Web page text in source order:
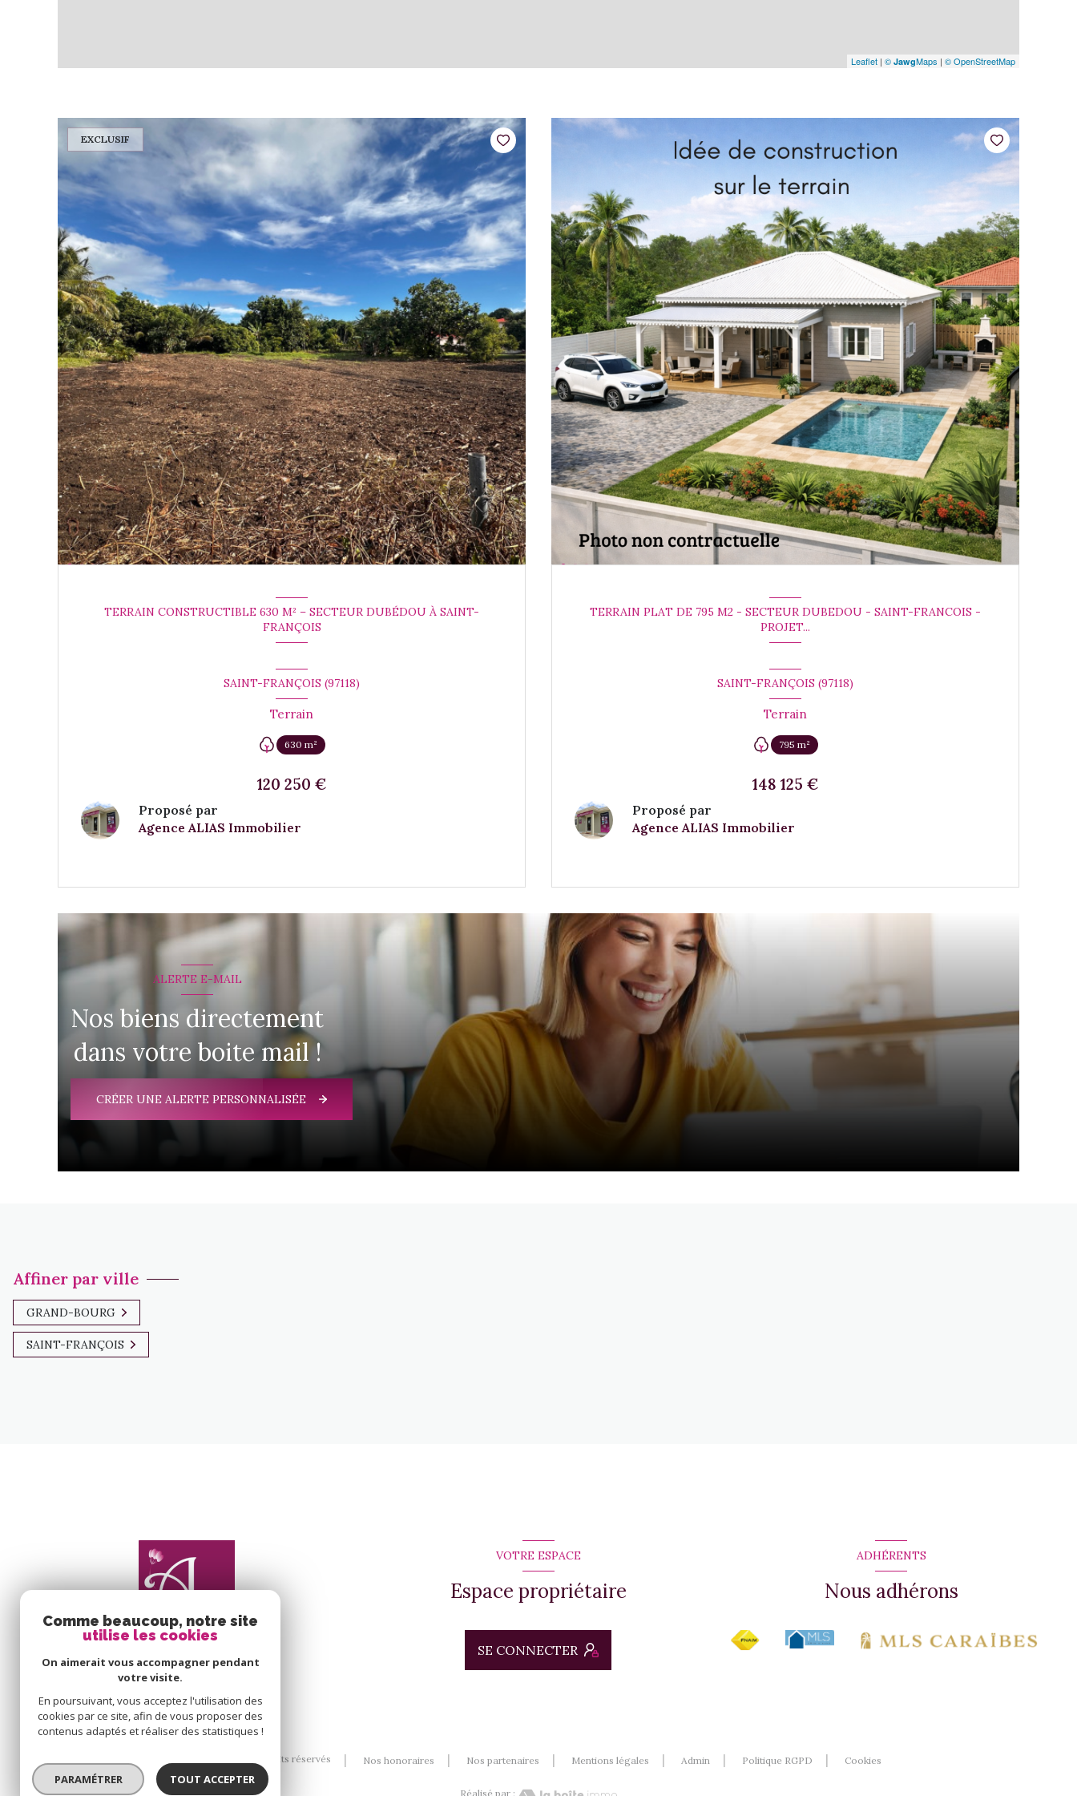
Leaflet | © JawgMaps | © OpenStreetMap
EXCLUSIF
TERRAIN CONSTRUCTIBLE 630 M² – SECTEUR DUBÉDOU À SAINT-
FRANÇOIS
SAINT-FRANÇOIS (97118)
Terrain
630 m²
120 250 €
Proposé par
Agence ALIAS Immobilier
TERRAIN PLAT DE 795 M2 - SECTEUR DUBEDOU - SAINT-FRANCOIS -
PROJET...
SAINT-FRANÇOIS (97118)
Terrain
795 m²
148 125 €
Proposé par
Agence ALIAS Immobilier
ALERTE E-MAIL
Nos biens directement
dans votre boite mail !
CRÉER UNE ALERTE PERSONNALISÉE
Affiner par ville
GRAND-BOURG
SAINT-FRANÇOIS
VOTRE ESPACE
Espace propriétaire
SE CONNECTER
ADHÉRENTS
Nous adhérons
© 2026 | Tous droits réservés Nos honoraires Nos partenaires Mentions légales Admin Politique RGPD Cookies
Réalisé par :
Comme beaucoup, notre site
utilise les cookies
On aimerait vous accompagner pendant
votre visite.
En poursuivant, vous acceptez l'utilisation des
cookies par ce site, afin de vous proposer des
contenus adaptés et réaliser des statistiques !
PARAMÉTRER TOUT ACCEPTER